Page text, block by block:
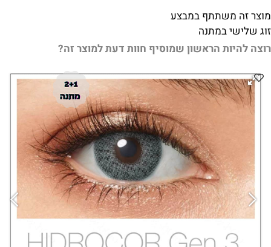
מוצר זה משתתף במבצע
זוג שלישי במתנה
רוצה להיות הראשון שמוסיף חוות דעת למוצר זה?